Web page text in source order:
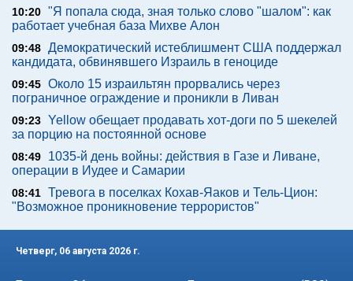
10:20 "Я попала сюда, зная только слово "шалом": как
работает учебная база Михве Алон
09:48 Демократический истеблишмент США поддержал
кандидата, обвинявшего Израиль в геноциде
09:45 Около 15 израильтян прорвались через
пограничное ограждение и проникли в Ливан
09:23 Yellow обещает продавать хот-доги по 5 шекелей
за порцию на постоянной основе
08:49
1035-й день войны: действия в Газе и Ливане,
операции в Иудее и Самарии
08:41 Тревога в поселках Кохав-Яаков и Тель-Цион:
"Возможное проникновение террористов"
Четверг, 06 августа 2026 г.